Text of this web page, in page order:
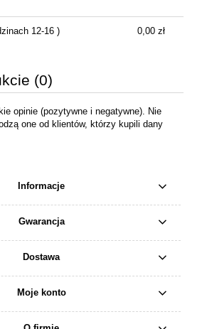
12-16 ) 0,00 zł
(0)
opinie (pozytywne i negatywne). Nie
one od klientów, którzy kupili dany
Informacje
Gwarancja
Dostawa
Moje konto